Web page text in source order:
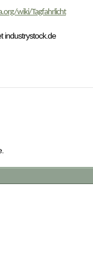
wiki/Tagfahrlicht
industrystock.de